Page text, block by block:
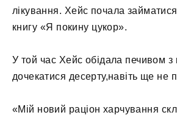
лікування. Хейс почала
книгу «Я покину цукор».
У той час Хейс обідала печивом з
дочекатися десерту,навіть ще не
«Мій новий раціон харчування